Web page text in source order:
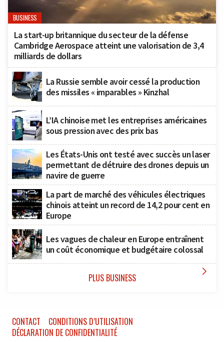
BUSINESS
La start-up britannique du secteur de la défense
Cambridge Aerospace atteint une valorisation de 3,4
milliards de dollars
La Russie semble avoir cessé la production
des missiles « imparables » Kinzhal
L’IA chinoise met les entreprises américaines
sous pression avec des prix bas
Les États-Unis ont testé avec succès un laser
permettant de détruire des drones depuis un
navire de guerre
La part de marché des véhicules électriques
chinois atteint un record de 14,2 pour cent en
Europe
Les vagues de chaleur en Europe entraînent
un coût économique et budgétaire colossal
PLUS BUSINESS 
CONTACT
CONDITIONS D’UTILISATION
DÉCLARATION DE CONFIDENTIALITÉ